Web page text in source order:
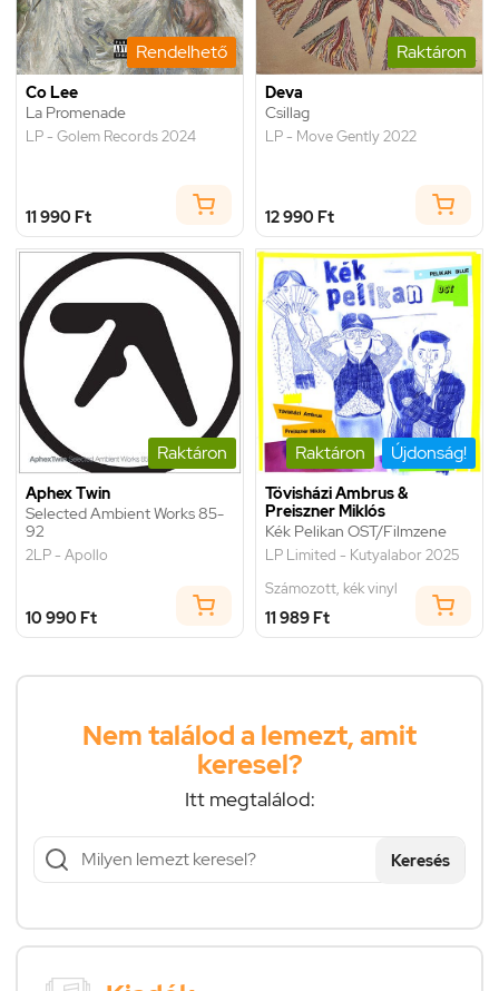
Rendelhető
Co Lee
La Promenade
LP - Golem Records 2024
11 990 Ft
Raktáron
Deva
Csillag
LP - Move Gently 2022
12 990 Ft
Raktáron
Aphex Twin
Selected Ambient Works 85-
92
2LP - Apollo
10 990 Ft
Raktáron Újdonság!
Tövisházi Ambrus &
Preiszner Miklós
Kék Pelikan OST/Filmzene
LP Limited - Kutyalabor 2025
Számozott, kék vinyl
11 989 Ft
Nem találod a lemezt, amit
keresel?
Itt megtalálod:
Keresés